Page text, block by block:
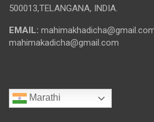
500013,TELANGANA, INDIA.
EMAIL:
mahimakadicha@gmail.com
Marathi